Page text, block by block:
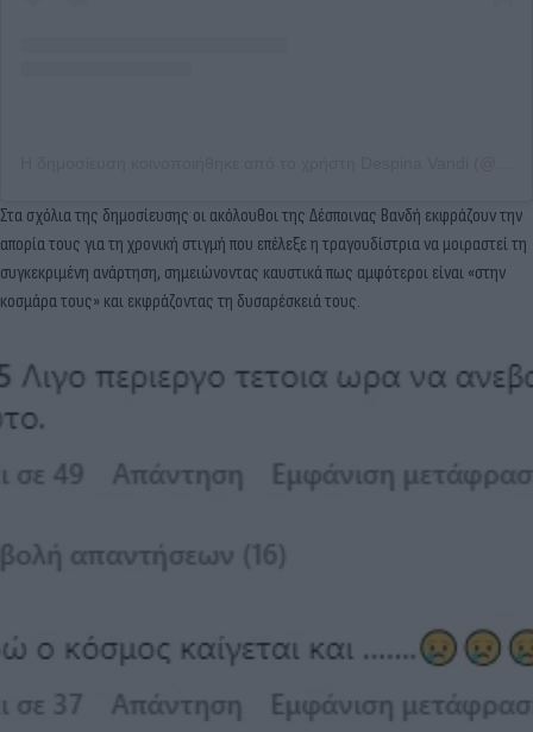
Στα σχόλια της δημοσίευσης οι ακόλουθοι της Δέσποινας Βανδή εκφράζουν την
απορία τους για τη χρονική στιγμή που επέλεξε η τραγουδίστρια να μοιραστεί τη
συγκεκριμένη ανάρτηση, σημειώνοντας καυστικά πως αμφότεροι είναι «στην
κοσμάρα τους» και εκφράζοντας τη δυσαρέσκειά τους.